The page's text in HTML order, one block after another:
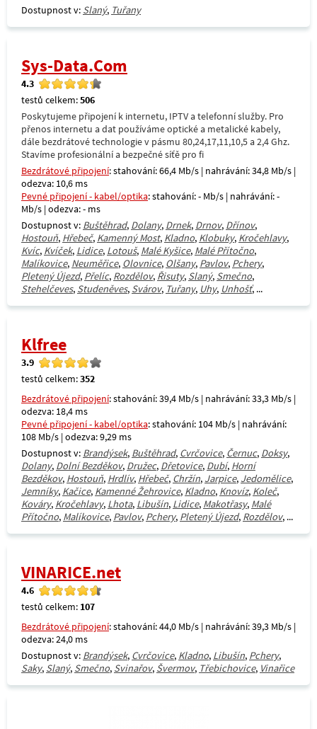
Dostupnost v: Slaný, Tuřany
Sys-Data.Com
4.3
testů celkem:506
Poskytujeme připojení k internetu, IPTV a telefonní služby. Pro
přenos internetu a dat používáme optické a metalické kabely,
dále bezdrátové technologie v pásmu 80,24,17,11,10,5 a 2,4 Ghz.
Stavíme profesionální a bezpečné síťě pro fi
Bezdrátové připojení: stahování: 66,4 Mb/s | nahrávání: 34,8 Mb/s |
odezva: 10,6 ms
Pevné připojení - kabel/optika: stahování: - Mb/s | nahrávání: -
Mb/s | odezva: - ms
Dostupnost v: Buštěhrad, Dolany, Drnek, Drnov, Dřínov,
Hostouň, Hřebeč, Kamenný Most, Kladno, Klobuky, Kročehlavy,
Kvíc, Kvíček, Lidice, Lotouš, Malé Kyšice, Malé Přítočno,
Malíkovice, Neuměřice, Olovnice, Olšany, Pavlov, Pchery,
Pletený Újezd, Přelíc, Rozdělov, Řisuty, Slaný, Smečno,
Stehelčeves, Studeněves, Svárov, Tuřany, Uhy, Unhošť, ...
Klfree
3.9
testů celkem:352
Bezdrátové připojení: stahování: 39,4 Mb/s | nahrávání: 33,3 Mb/s |
odezva: 18,4 ms
Pevné připojení - kabel/optika: stahování: 104 Mb/s | nahrávání:
108 Mb/s | odezva: 9,29 ms
Dostupnost v: Brandýsek, Buštěhrad, Cvrčovice, Černuc, Doksy,
Dolany, Dolní Bezděkov, Družec, Dřetovice, Dubí, Horní
Bezděkov, Hostouň, Hrdlív, Hřebeč, Chržín, Jarpice, Jedomělice,
Jemníky, Kačice, Kamenné Žehrovice, Kladno, Knovíz, Koleč,
Kováry, Kročehlavy, Lhota, Libušín, Lidice, Makotřasy, Malé
Přítočno, Malíkovice, Pavlov, Pchery, Pletený Újezd, Rozdělov, ...
VINARICE.net
4.6
testů celkem: 107
Bezdrátové připojení: stahování: 44,0 Mb/s | nahrávání: 39,3 Mb/s |
odezva: 24,0 ms
Dostupnost v: Brandýsek, Cvrčovice, Kladno, Libušín, Pchery,
Saky, Slaný, Smečno, Svinařov, Švermov, Třebichovice, Vinařice